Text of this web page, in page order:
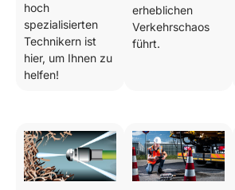
hoch
spezialisierten
Technikern ist
hier, um Ihnen zu
helfen!
erheblichen
Verkehrschaos
führt.